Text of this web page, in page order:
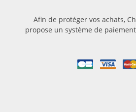
Afin de protéger vos achats,
propose un système de